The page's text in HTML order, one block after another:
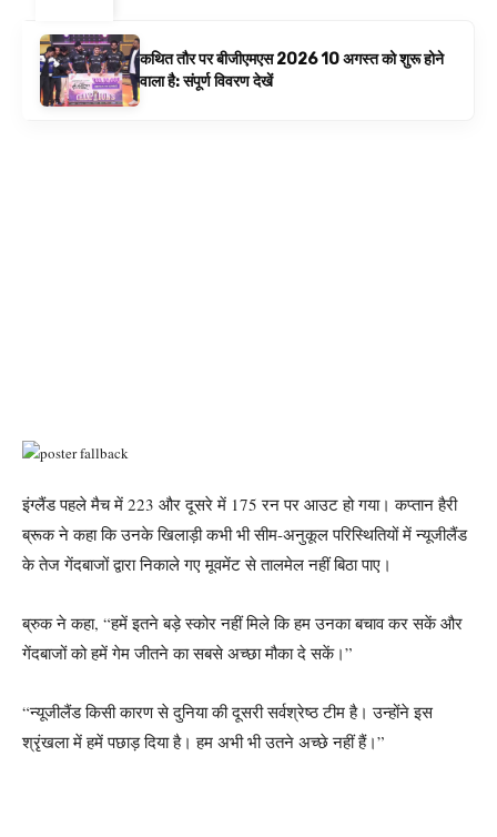
कथित तौर पर बीजीएमएस 2026 10 अगस्त को शुरू होने
वाला है: संपूर्ण विवरण देखें
इंग्लैंड पहले मैच में 223 और दूसरे में 175 रन पर आउट हो गया। कप्तान हैरी
ब्रूक ने कहा कि उनके खिलाड़ी कभी भी सीम-अनुकूल परिस्थितियों में न्यूजीलैंड
के तेज गेंदबाजों द्वारा निकाले गए मूवमेंट से तालमेल नहीं बिठा पाए।
ब्रुक ने कहा, “हमें इतने बड़े स्कोर नहीं मिले कि हम उनका बचाव कर सकें और
गेंदबाजों को हमें गेम जीतने का सबसे अच्छा मौका दे सकें।”
“न्यूजीलैंड किसी कारण से दुनिया की दूसरी सर्वश्रेष्ठ टीम है। उन्होंने इस
श्रृंखला में हमें पछाड़ दिया है। हम अभी भी उतने अच्छे नहीं हैं।”